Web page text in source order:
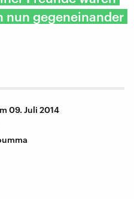
nun gegeneinander
09. Juli 2014